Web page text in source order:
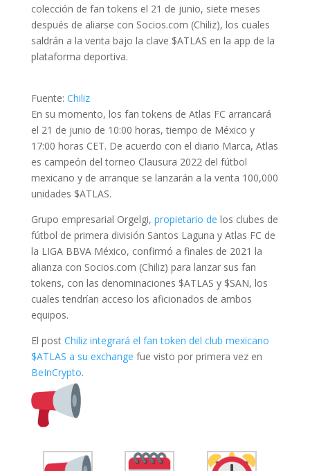
colección de fan tokens el 21 de junio, siete meses
después de aliarse con Socios.com (Chiliz), los cuales
saldrán a la venta bajo la clave $ATLAS en la app de la
plataforma deportiva.
Fuente: Chiliz
En su momento, los fan tokens de Atlas FC arrancará
el 21 de junio de 10:00 horas, tiempo de México y
17:00 horas CET. De acuerdo con el diario Marca, Atlas
es campeón del torneo Clausura 2022 del fútbol
mexicano y de arranque se lanzarán a la venta 100,000
unidades $ATLAS.
Grupo empresarial Orgelgi, propietario de los clubes de
fútbol de primera división Santos Laguna y Atlas FC de
la LIGA BBVA México, confirmó a finales de 2021 la
alianza con Socios.com (Chiliz) para lanzar sus fan
tokens, con las denominaciones $ATLAS y $SAN, los
cuales tendrían acceso los aficionados de ambos
equipos.
El post Chiliz integrará el fan token del club mexicano
$ATLAS a su exchange fue visto por primera vez en
BeInCrypto.